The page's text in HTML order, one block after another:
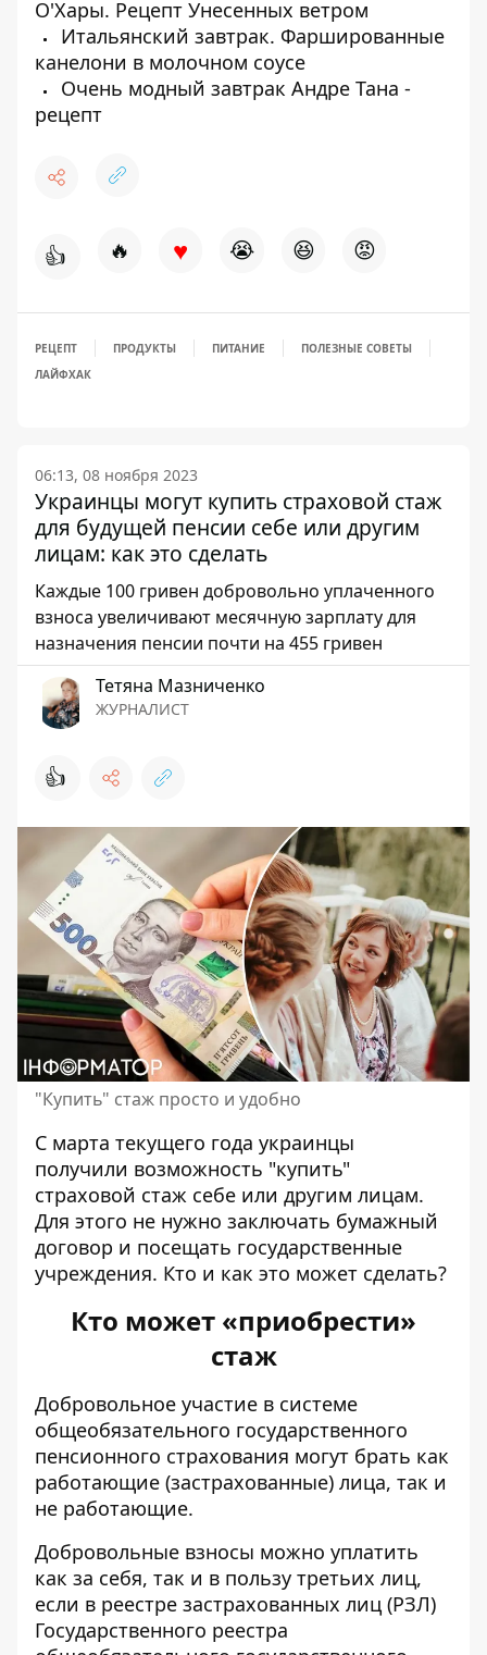
О'Хары. Рецепт Унесенных ветром
Итальянский завтрак. Фаршированные
канелони в молочном соусе
Очень модный завтрак Андре Тана -
рецепт
👍 🔥 ♥ 😭 😆 😡
РЕЦЕПТ ПРОДУКТЫ ПИТАНИЕ
ПОЛЕЗНЫЕ СОВЕТЫ
ЛАЙФХАК
06:13, 08 ноября 2023
Украинцы могут купить страховой стаж
для будущей пенсии себе или другим
лицам: как это сделать
Каждые 100 гривен добровольно уплаченного
взноса увеличивают месячную зарплату для
назначения пенсии почти на 455 гривен
Тетяна Мазниченко
ЖУРНАЛИСТ
👍
"Купить" стаж просто и удобно
С марта текущего года украинцы
получили возможность "купить"
страховой стаж себе или другим лицам.
Для этого не нужно заключать бумажный
договор и посещать государственные
учреждения. Кто и как это может сделать?
Кто может «приобрести»
стаж
Добровольное участие в системе
общеобязательного государственного
пенсионного страхования могут брать как
работающие (застрахованные) лица, так и
не работающие.
Добровольные взносы можно уплатить
как за себя, так и в пользу третьих лиц,
если в реестре застрахованных лиц (РЗЛ)
Государственного реестра